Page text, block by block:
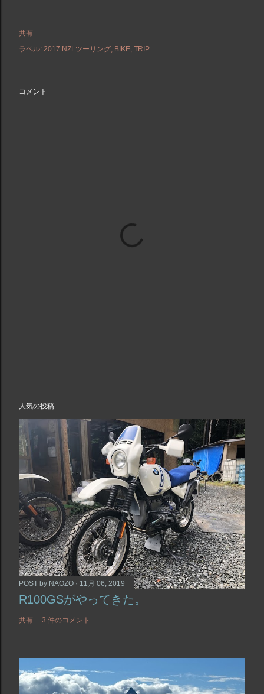
共有
ラベル: 2017 NZLツーリング BIKE TRIP
コメント
人気の投稿
POST by NAOZO 11月 06, 2019
R100GSがやってきた。
共有 3 件のコメント